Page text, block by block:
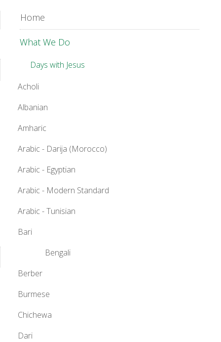
Home
What We Do
Days with Jesus
Acholi
Albanian
Amharic
Arabic - Darija (Morocco)
Arabic - Egyptian
Arabic - Modern Standard
Arabic - Tunisian
Bari
Bengali
Berber
Burmese
Chichewa
Dari